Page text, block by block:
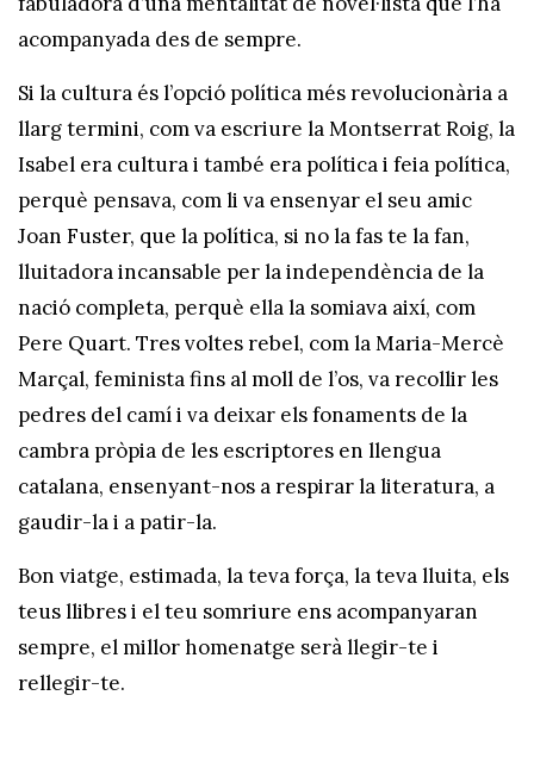
acompanyada des de sempre.
Si la cultura és l’opció política més revolucionària a
llarg termini, com va escriure la Montserrat Roig, la
Isabel era cultura i també era política i feia política,
perquè pensava, com li va ensenyar el seu amic
Joan Fuster, que la política, si no la fas te la fan,
lluitadora incansable per la independència de la
nació completa, perquè ella la somiava així, com
Pere Quart. Tres voltes rebel, com la Maria-Mercè
Marçal, feminista fins al moll de l’os, va recollir les
pedres del camí i va deixar els fonaments de la
cambra pròpia de les escriptores en llengua
catalana, ensenyant-nos a respirar la literatura, a
gaudir-la i a patir-la.
Bon viatge, estimada, la teva força, la teva lluita, els
teus llibres i el teu somriure ens acompanyaran
sempre, el millor homenatge serà llegir-te i
rellegir-te.